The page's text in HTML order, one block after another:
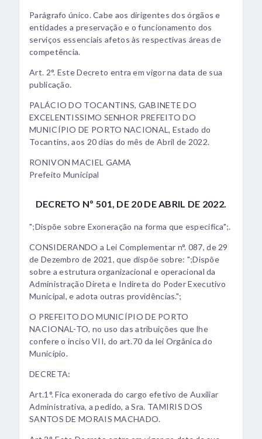
Parágrafo único. Cabe aos dirigentes dos órgãos e
entidades a preservação e o funcionamento dos
serviços essenciais afetos às respectivas áreas de
competência.
Art. 2°. Este Decreto entra em vigor na data de sua
publicação.
PALÁCIO DO TOCANTINS, GABINETE DO
EXCELENTISSIMO SENHOR PREFEITO DO
MUNICÍPIO DE PORTO NACIONAL, Estado do
Tocantins, aos 20 dias do mês de Abril de 2022.
RONIVON MACIEL GAMA
Prefeito Municipal
DECRETO Nº 501, DE 20 DE ABRIL DE 2022.
";Dispõe sobre Exoneração na forma que especifica";.
CONSIDERANDO a Lei Complementar n°. 087, de 29
de Dezembro de 2021, que dispõe sobre: ";Dispõe
sobre a estrutura organizacional e operacional da
Administração Direta e Indireta do Poder Executivo
Municipal, e adota outras providências.";
O PREFEITO DO MUNICÍPIO DE PORTO
NACIONAL-TO, no uso das atribuições que lhe
confere o inciso VII, do art.70 da lei Orgânica do
Município.
DECRETA:
Art.1°. Fica exonerada do cargo efetivo de Auxiliar
Administrativa, a pedido, a Sra. TAMIRIS DOS
SANTOS DE MORAIS MACHADO.